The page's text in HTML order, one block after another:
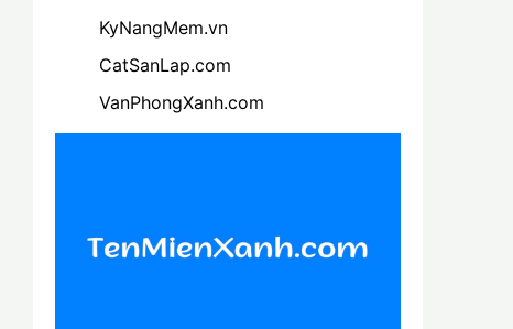
KyNangMem.vn
CatSanLap.com
VanPhongXanh.com